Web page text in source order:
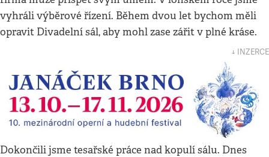
vyhráli výběrové řízení. Během dvou let bychom měli
opravit Divadelní sál, aby mohl zase zářit v plné kráse.
↓ INZERCE
Dokončili jsme tesařské práce nad kopulí sálu. Dnes